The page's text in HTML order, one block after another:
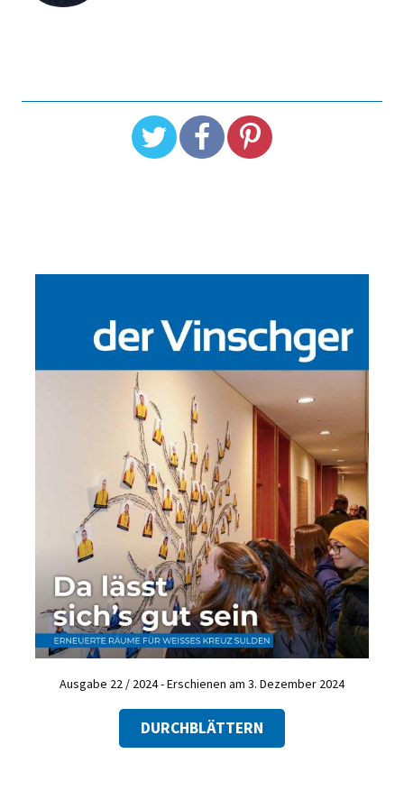
Ausgabe 22 / 2024 - Erschienen am 3. Dezember 2024
DURCHBLÄTTERN